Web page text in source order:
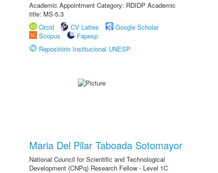
Academic Appointment Category: RDIDP Academic
title: MS-5.3
Orcid
CV Lattes
Google Scholar
Scopus
Fapesp
Repositório Institucional UNESP
Maria Del Pilar Taboada Sotomayor
National Council for Scientific and Technological
Development (CNPq) Research Fellow - Level 1C